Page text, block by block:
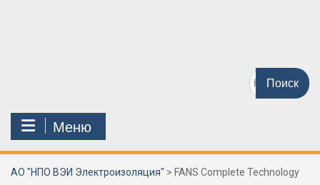
Поиск
по:
Меню
АО "НПО ВЭИ Электроизоляция" > FANS Complete Technology